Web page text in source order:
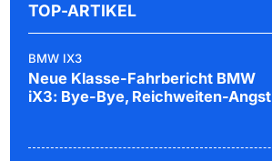
TOP-ARTIKEL
BMW IX3
Neue Klasse-Fahrbericht BMW
iX3: Bye-Bye, Reichweiten-Angst